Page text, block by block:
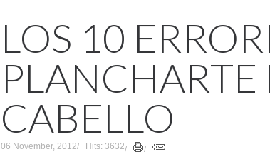
LOS 10
PLANCHARTE
CABELLO
06 November, 2012 Hits: 3632